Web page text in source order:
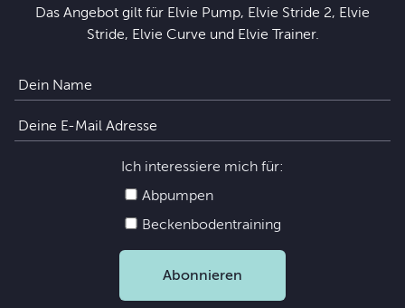
Das Angebot gilt für Elvie Pump, Elvie Stride 2, Elvie
Stride, Elvie Curve und Elvie Trainer.
Ich interessiere mich für:
Abpumpen
Beckenbodentraining
Abonnieren